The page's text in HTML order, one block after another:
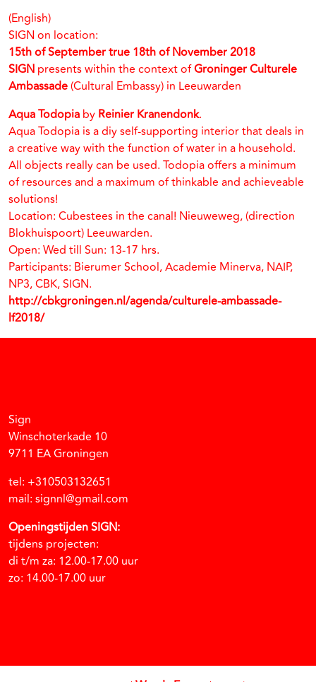
(English)
SIGN on location:
15th of September true 18th of November 2018
SIGN presents within the context ofGroninger Culturele
Ambassade (Cultural Embassy) in Leeuwarden
Aqua Todopia by Reinier Kranendonk.
Aqua Todopia is a diy self-supporting interior that deals in
a creative way with the function of water in a household.
All objects really can be used. Todopia offers a minimum
of resources and a maximum of thinkable and achieveable
solutions!
Location: Cubestees in the canal! Nieuweweg, (direction
Blokhuispoort) Leeuwarden.
Open: Wed till Sun: 13-17 hrs.
Participants: Bierumer School, Academie Minerva, NAIP,
NP3, CBK, SIGN.
http://cbkgroningen.nl/agenda/culturele-ambassade-
lf2018/
Sign
Winschoterkade 10
9711 EA Groningen
tel: +310503132651
mail: signnl@gmail.com
Openingstijden SIGN:
tijdens projecten:
di t/m za: 12.00-17.00 uur
zo: 14.00-17.00 uur